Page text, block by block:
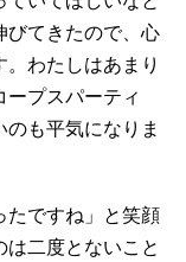
びてきたので、心
わたしはあまり
プスパーティ
も平気になりま
ですね」と笑顔
二度とないこと